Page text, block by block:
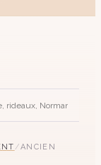
/ANCIEN